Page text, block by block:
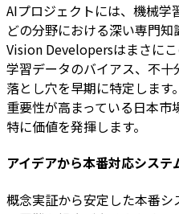
AIプロジェクトには、機械
どの分野における深い専門
Vision Developersはまさにこ
学習データのバイアス、不
落とし穴を早期に特定しま
重要性が高まっている日本
特に価値を発揮します。
アイデアから本番対応システ
概念実証から安定した本番